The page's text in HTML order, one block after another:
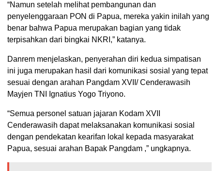
“Namun setelah melihat pembangunan dan
penyelenggaraan PON di Papua, mereka yakin inilah yang
benar bahwa Papua merupakan bagian yang tidak
terpisahkan dari bingkai NKRI,” katanya.
Danrem menjelaskan, penyerahan diri kedua simpatisan
ini juga merupakan hasil dari komunikasi sosial yang tepat
sesuai dengan arahan Pangdam XVII/ Cenderawasih
Mayjen TNI Ignatius Yogo Triyono.
“Semua personel satuan jajaran Kodam XVII
Cenderawasih dapat melaksanakan komunikasi sosial
dengan pendekatan kearifan lokal kepada masyarakat
Papua, sesuai arahan Bapak Pangdam ,” ungkapnya.